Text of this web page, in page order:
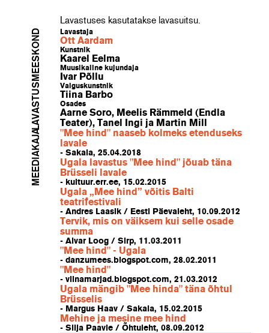
Lavastuses kasutatakse lavasuitsu.
LAVASTUSMEESKOND Lavastaja
Ott Aardam
Kunstnik
Kaarel Eelma
Muusikaline kujundaja
Ivar Põllu
Valguskunstnik
Tiina Barbo
Osades
Aarne Soro, Meelis Rämmeld (Endla
Teater), Tanel Ingi ja Martin Mill
MEEDIAKAJA
"Mee hind" naaseb kolmeks etenduseks
lavale
- Sakala, 25.04.2018
Ugala lavastus "Mee hind" jõuab täna
Brüsseli lavale
- kultuur.err.ee, 15.02.2015
Ugala „Mee hind” võitis Balti
teatrifestivali
- Andres Laasik / Eesti Päevaleht, 10.09.2012
Tervik, mis on väiksem kui selle osade
summa
- Alvar Loog / Sirp, 11.03.2011
"Mee hind" - Ugala
- danzumees.blogspot.com, 28.02.2011
"Mee hind"
- viinamarjad.blogspot.com, 21.03.2012
Ugala mängib "Mee hinda" täna õhtul
Brüsselis
- Margus Haav / Sakala, 15.02.2015
Mehine ja mesine mee hind
- Silja Paavle / Õhtuleht, 08.09.2012